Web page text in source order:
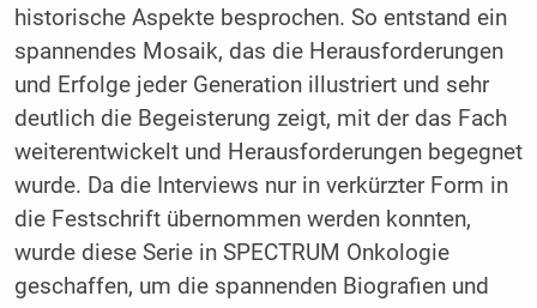
historische Aspekte besprochen. So entstand ein
spannendes Mosaik, das die Herausforderungen
und Erfolge jeder Generation illustriert und sehr
deutlich die Begeisterung zeigt, mit der das Fach
weiterentwickelt und Herausforderungen begegnet
wurde. Da die Interviews nur in verkürzter Form in
die Festschrift übernommen werden konnten,
wurde diese Serie in SPECTRUM Onkologie
geschaffen, um die spannenden Biografien und